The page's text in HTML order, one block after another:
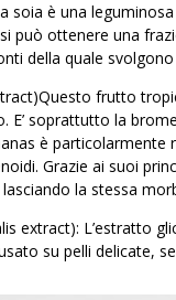
soia è una
può ottenere una
della quale
frutto
soprattutto la
è
Grazie ai suoi
la stessa
extract): L’estratto
su pelli delicate,